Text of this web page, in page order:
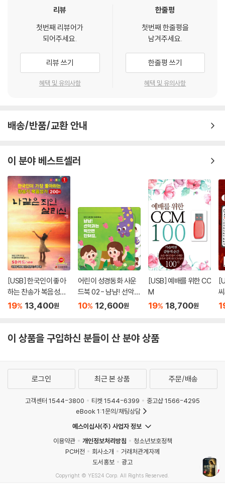
573. 말씀에 순종하여
574. 가슴마다 파도친다
575. 주님께 귀한것 드려
576. 하나님의 뜻을따라
577. 낳으시고 길러주신
578. 언제나 바라봐도
579. 어머니의 넓은 사랑
582. 어둔밤 마음에 잠겨
585. 내주는 강한 성이요
587. 감사하는 성도여
588. 공중 나는 새를 보라
589. 넓은 들에 익은 곡식
590. 논밭에 오곡백과
591. 저 밭에 농부나가
592. 산마다 불이 탄다 고운단풍에
593. 아름다운 하늘과
594. 감사하세 찬양하세
595. 나 맡은 본분은
596. 영광은 주님 홀로
597. 이전에 주님은 내가 몰라
600. 교회의 참된 터는
603. 태초에 하나님이
604. 완전한 사랑
605. 오늘모여 찬송함은
606. 해보다 더 밝은 저 천국
608. 후일에 생명 그칠때
609. 이 세상 살때에
611. 주님오라 부르시어
리뷰
첫번째 리뷰어가
되어주세요.
리뷰 쓰기
혜택 및 유의사항
한줄평
첫번째 한줄평을
남겨주세요.
한줄평 쓰기
혜택 및 유의사항
배송/반품/교환 안내
이 분야 베스트셀러
[USB] 한국인이 좋아
하는 찬송가 복음성가
200곡 1집 - 나같은 죄
19% 13,400원
어린이 성경동화 사운
드북 02 - 냠냠! 선악과
는 먹으면 안돼요
10% 12,600원
[USB] 예배를 위한 CC
M
19% 18,700원
이 상품을 구입하신 분들이 산 분야 상품
로그인 최근 본 상품 주문/배송
고객센터 1544-3800 티켓 1544-6399
중고샵 1566-4295
eBook 1:1문의/채팅상담
예스이십사(주) 사업자 정보
이용약관
개인정보처리방침
청소년보호정책
PC버전
회사소개
거래처관계자께
도서홍보
광고
Copyright © YES24 Corp. All Rights Reserved.